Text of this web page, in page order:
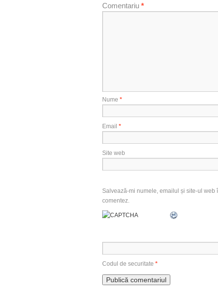
Comentariu *
Nume *
Email *
Site web
Salvează-mi numele, emailul și site-ul
comentez.
Codul de securitate *